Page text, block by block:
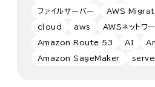
ファイルサーバー AWS
cloud aws AWSネットワ
Amazon Route 53 AI
Amazon SageMaker